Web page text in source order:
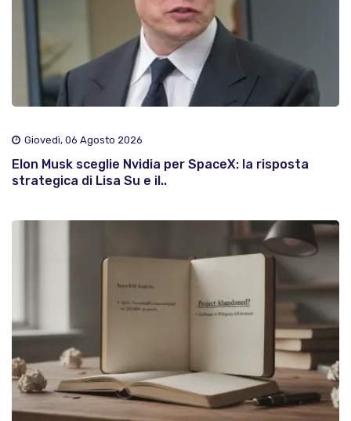
Giovedì, 06 Agosto 2026
Elon Musk sceglie Nvidia per SpaceX: la risposta
strategica di Lisa Su e il..